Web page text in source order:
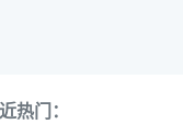
热门：